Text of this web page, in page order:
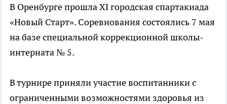
В Оренбурге прошла XI городская спартакиада
«Новый Старт». Соревнования состоялись 7 мая
на базе специальной коррекционной школы-
интерната № 5.
В турнире приняли участие воспитанники с
ограниченными возможностями здоровья из